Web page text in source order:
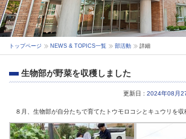
トップページ NEWS & TOPICS一覧 部活動 詳細
生物部が野菜を収穫しました
更新日 : 2024年08月
８月、生物部が自分たちで育てたトウモロコシとキュウリを収